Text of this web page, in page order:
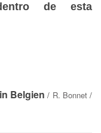
de esta
Belgien / R. Bonnet/